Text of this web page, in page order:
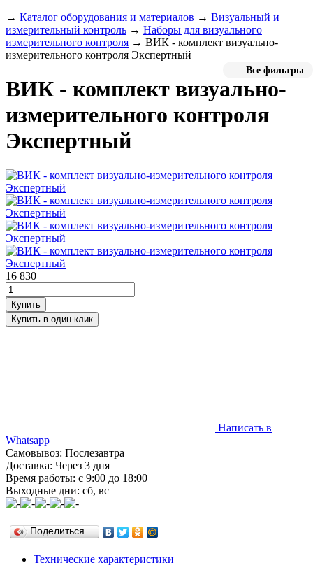
→ Каталог оборудования и материалов → Визуальный и
измерительный контроль → Наборы для визуального
измерительного контроля → ВИК - комплект визуально-
измерительного контроля Экспертный
Все фильтры
ВИК - комплект визуально-
измерительного контроля
Экспертный
16 830
Написать в
Whatsapp
Самовывоз: Послезавтра
Доставка: Через 3 дня
Время работы: с 9:00 до 18:00
Выходные дни: сб, вс
Поделиться…
Технические характеристики